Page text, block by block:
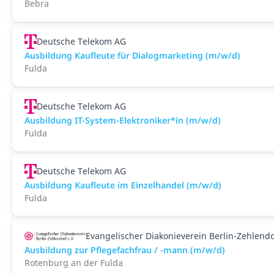
Bebra
Deutsche Telekom AG
Ausbildung Kaufleute für Dialogmarketing (m/w/d)
Fulda
Deutsche Telekom AG
Ausbildung IT-System-Elektroniker*in (m/w/d)
Fulda
Deutsche Telekom AG
Ausbildung Kaufleute im Einzelhandel (m/w/d)
Fulda
Evangelischer Diakonieverein Berlin-
Ausbildung zur Pflegefachfrau / -mann (m/w/d)
Rotenburg an der Fulda